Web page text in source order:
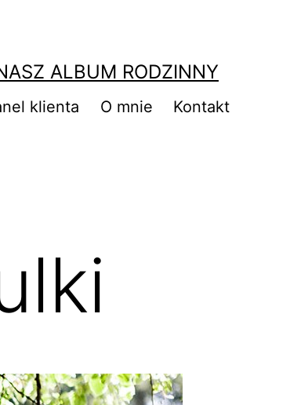
ALBUM RODZINNY
klienta O mnie Kontakt